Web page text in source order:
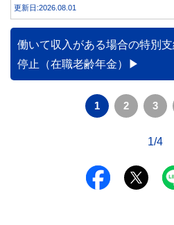
更新日:2026.08.01
働いて収入がある場合の特別
停止（在職老齢年金）
1 2 3
1/4